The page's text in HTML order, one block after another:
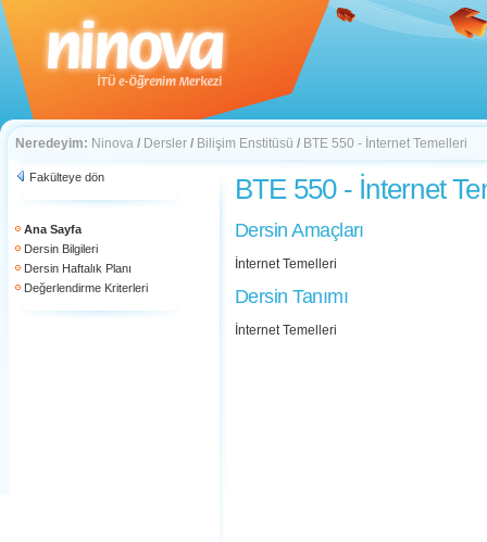
Neredeyim: Ninova / Dersler / Bilişim Enstitüsü / BTE 550 - İnternet Temelleri
Fakülteye dön
Ana Sayfa
Dersin Bilgileri
Dersin Haftalık Planı
Değerlendirme Kriterleri
BTE 550 - İnternet
Dersin Amaçları
İnternet Temelleri
Dersin Tanımı
İnternet Temelleri